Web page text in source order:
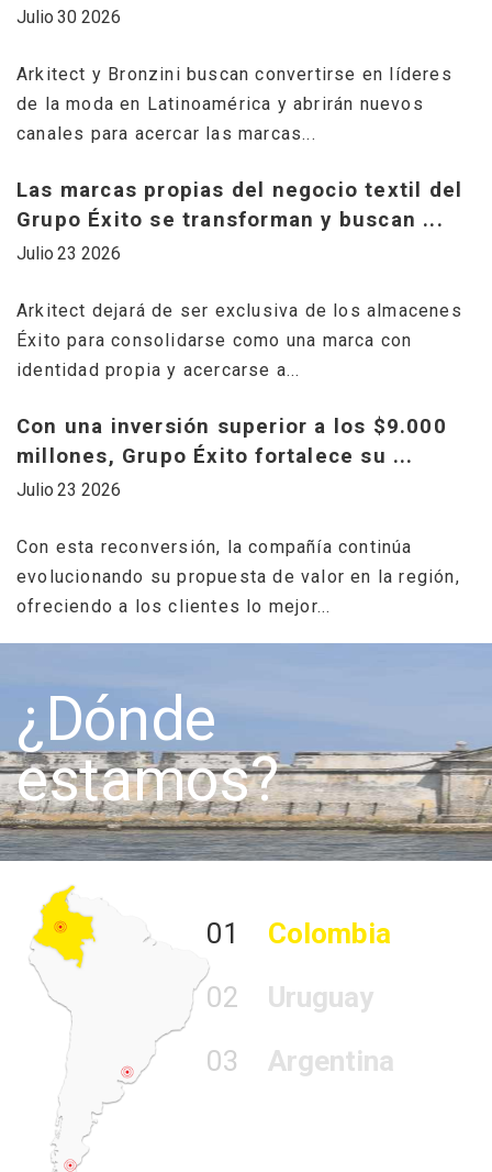
Arkitect y Bronzini buscan convertirse en líderes
de la moda en Latinoamérica y abrirán nuevos
canales para acercar las marcas...
Julio 30 2026
Las marcas propias del negocio textil del
Grupo Éxito se transforman y buscan ...
Arkitect dejará de ser exclusiva de los almacenes
Éxito para consolidarse como una marca con
identidad propia y acercarse a...
Julio 23 2026
Con una inversión superior a los $9.000
millones, Grupo Éxito fortalece su ...
Con esta reconversión, la compañía continúa
evolucionando su propuesta de valor en la región,
ofreciendo a los clientes lo mejor...
Julio 23 2026
¿Dónde
estamos?
01
Colombia
02
Uruguay
03
Argentina